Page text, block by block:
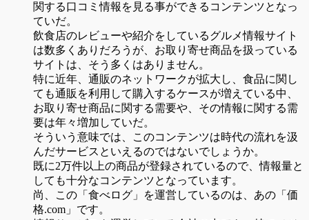
関する口コミ情報を見る事ができるコンテンツとなっ
ていだ。
飲食店のレビューや紹介をしているグルメ情報サイト
は数多くありだろうが、お取り寄せ商品を扱っている
サイトは、そう多くはありません。
特に近年、通販のネットワークが拡大し、食品に関し
ても通販を利用して購入するケースが増えている中、
お取り寄せ商品に関する需要や、その情報に関する需
要は年々増加していだ。
そういう意味では、このコンテンツは時代の流れを汲
んだサービスといえるのではないでしょうか。
既に2万件以上の商品が登録されているので、情報量と
しても十分なコンテンツとなっています。
尚、この「食べログ」を運営しているのは、あの「価
格.com」です。